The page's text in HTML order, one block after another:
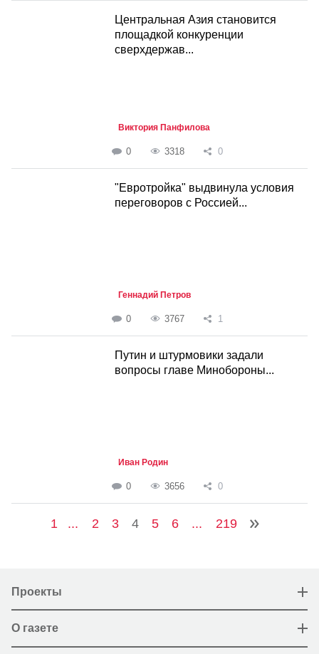
Центральная Азия становится
площадкой конкуренции
сверхдержав...
Виктория Панфилова
0 3318 0
"Евротройка" выдвинула условия
переговоров с Россией...
Геннадий Петров
0 3767 1
Путин и штурмовики задали
вопросы главе Минобороны...
Иван Родин
0 3656 0
1 ... 2 3 4 5 6 ... 219
Проекты
О газете